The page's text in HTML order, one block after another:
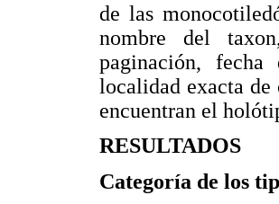
de las
nombre del
paginación,
localidad exacta
encuentran el
RESULTADOS
Categoría de los